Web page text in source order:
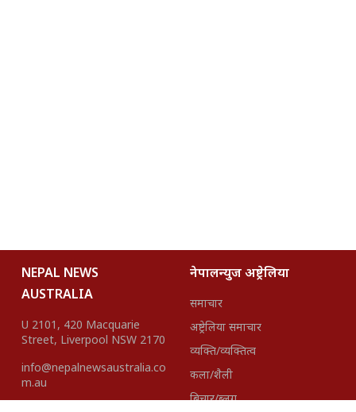
NEPAL NEWS
AUSTRALIA
U 2101, 420 Macquarie
Street, Liverpool NSW 2170
info@nepalnewsaustralia.co
m.au
नेपालन्युज अष्ट्रेलिया
समाचार
अष्ट्रेलिया समाचार
व्यक्ति/व्यक्तित्व
कला/शैली
बिचार/ब्लग